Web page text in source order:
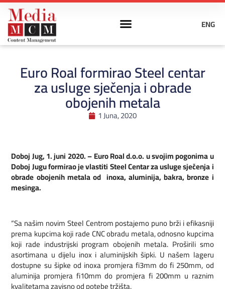
ENG
Euro Roal formirao Steel centar
za usluge sječenja i obrade
obojenih metala
1 Juna, 2020
Doboj Jug, 1. juni 2020. – Euro Roal d.o.o. u svojim pogonima u
Doboj Jugu formirao je vlastiti Steel Centar za usluge sječenja i
obrade obojenih metala od inoxa, aluminija, bakra, bronze i
mesinga.
“Sa našim novim Steel Centrom postajemo puno brži i efikasniji
prema kupcima koji rade CNC obradu metala, odnosno kupcima
koji rade industrijski program obojenih metala. Proširili smo
asortimana u dijelu inox i aluminijskih šipki. U našem lageru
dostupne su šipke od inoxa promjera fi3mm do fi 250mm, od
aluminija promjera fi10mm do promjera fi 200mm u raznim
kvalitetama zavisno od potebe tržišta.